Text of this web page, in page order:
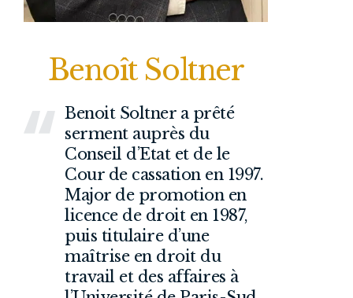
Benoît Soltner
Benoit Soltner a prêté
serment auprès du
Conseil d’Etat et de le
Cour de cassation en 1997.
Major de promotion en
licence de droit en 1987,
puis titulaire d’une
maîtrise en droit du
travail et des affaires à